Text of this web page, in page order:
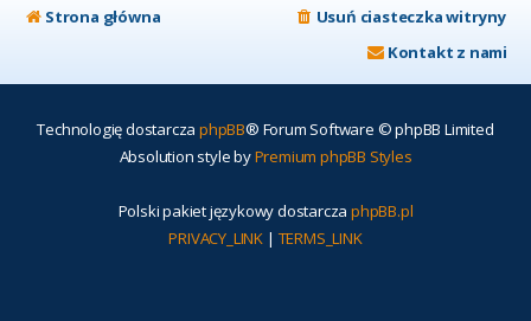
Strona główna
Usuń ciasteczka witryny
Kontakt z nami
Technologię dostarcza phpBB® Forum Software © phpBB Limited
Absolution style byPremium phpBB Styles
Polski pakiet językowy dostarcza phpBB.pl
PRIVACY_LINK | TERMS_LINK